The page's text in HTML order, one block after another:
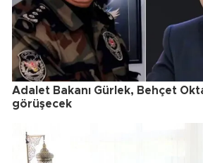
Adalet Bakanı Gürlek, Behçet
görüşecek